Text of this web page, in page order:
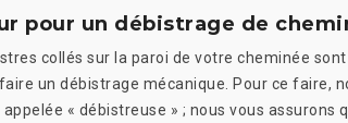
pour un débistrage de
collés sur la paroi de votre cheminée
un débistrage mécanique. Pour ce faire,
« débistreuse » ; nous vous assurons